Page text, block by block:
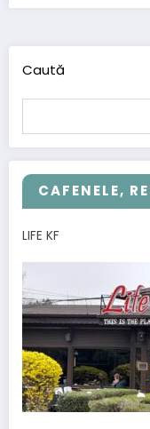
Caută
CAFENELE,
LIFE KF